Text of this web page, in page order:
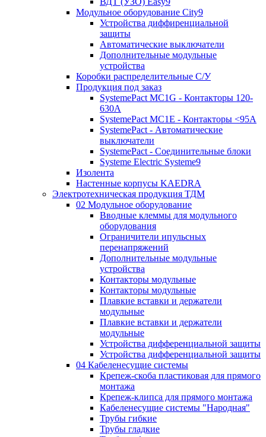
Модульное оборудование City9
Устройства диффиренциальной
защиты
Автоматические выключатели
Дополнительные модульные
устройства
Коробки распределительные C/У
Продукция под заказ
SystemePact MC1G - Контакторы 120-
630A
SystemePact MC1E - Контакторы <95A
SystemePact - Автоматические
выключатели
SystemePact - Соединительные блоки
Systeme Electric Systeme9
Изолента
Настенные корпусы KAEDRA
Электротехническая продукция ТДМ
02 Модульное оборудование
Вводные клеммы для модульного
оборудования
Ограничители ипульсных
перенапряжений
Дополнительные модульные
устройства
Контакторы модульные
Контакторы модульные
Плавкие вставки и держатели
модульные
Плавкие вставки и держатели
модульные
Устройства дифференциальной защиты
Устройства дифференциальной защиты
04 Кабеленесущие системы
Крепеж-скоба пластиковая для прямого
монтажа
Крепеж-клипса для прямого монтажа
Кабеленесущие системы "Народная"
Трубы гибкие
Трубы гладкие